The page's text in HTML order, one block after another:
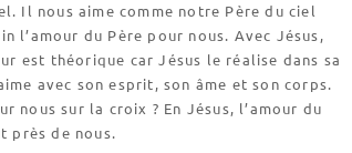
Il nous aime comme notre Père du ciel
l’amour du Père pour nous. Avec Jésus,
est théorique car Jésus le réalise dans sa
avec son esprit, son âme et son corps.
nous sur la croix ? En Jésus, l’amour du
près de nous.